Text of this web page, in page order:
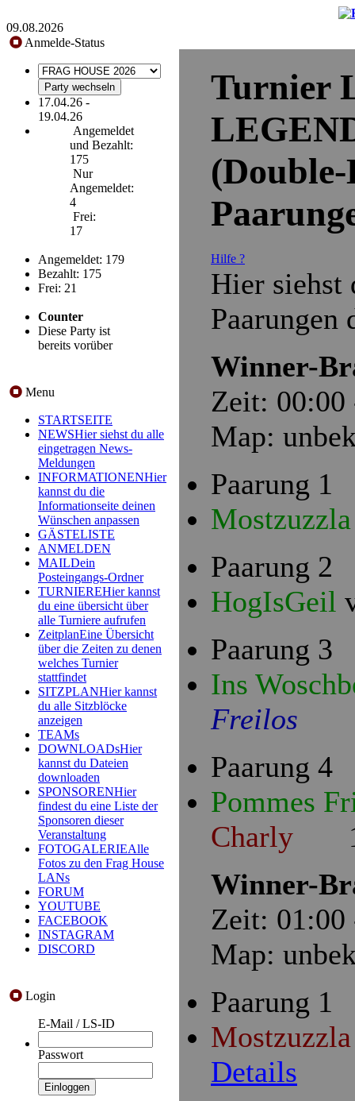
09.08.2026
Anmelde-Status
17.04.26 -
19.04.26
Angemeldet
und Bezahlt:
175
Nur
Angemeldet:
4
Frei:
17
Angemeldet: 179
Bezahlt: 175
Frei: 21
Counter
Diese Party ist
bereits vorüber
Menu
STARTSEITE
NEWSHier siehst du alle
eingetragen News-
Meldungen
INFORMATIONENHier
kannst du die
Informationseite deinen
Wünschen anpassen
GÄSTELISTE
ANMELDEN
MAILDein
Posteingangs-Ordner
TURNIEREHier kannst
du eine übersicht über
alle Turniere aufrufen
ZeitplanEine Übersicht
über die Zeiten zu denen
welches Turnier
stattfindet
SITZPLANHier kannst
du alle Sitzblöcke
anzeigen
TEAMs
DOWNLOADsHier
kannst du Dateien
downloaden
SPONSORENHier
findest du eine Liste der
Sponsoren dieser
Veranstaltung
FOTOGALERIEAlle
Fotos zu den Frag House
LANs
FORUM
YOUTUBE
FACEBOOK
INSTAGRAM
DISCORD
Login
E-Mail / LS-ID
Passwort
Turnier
Hilfe ?
Hier siehst
Paarungen
Winner-
Zeit: 00:00
Map:
Paarung 1
Paarung 2
HogIsGeil
Paarung 3
Ins
Freilos
Paarung 4
Pommes
Charly
1
Winner-
Zeit: 01:00
Map:
Paarung 1
Details